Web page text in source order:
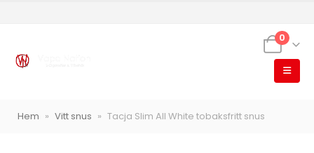
0
Hem » Vitt snus » Tacja Slim All White tobaksfritt snus